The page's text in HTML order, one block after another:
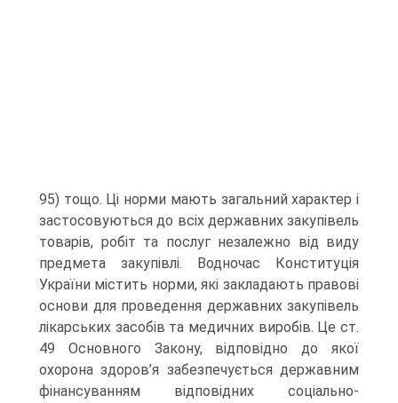
95) тощо. Ці норми мають загальний характер і
застосовуються до всіх державних закупівель
товарів, робіт та послуг незалежно від виду
предмета закупівлі. Водночас Конституція
України містить норми, які закладають правові
основи для проведення державних закупівель
лікарських засобів та медичних виробів. Це ст.
49 Основного Закону, відповідно до якої
охорона здоров’я забезпечується державним
фінансуванням відповідних соціально-